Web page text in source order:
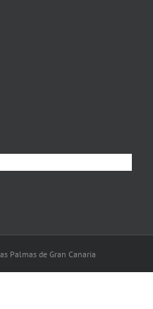
Palmas de Gran Canaria